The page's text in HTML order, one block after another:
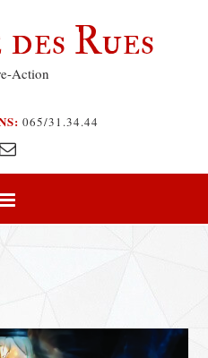
Rues
Action
065/31.34.44